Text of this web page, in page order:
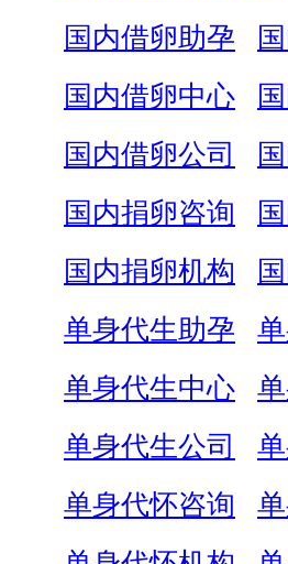
国内借卵助孕
国内借卵中心
国内借卵公司
国内捐卵咨询
国内捐卵机构
单身代生助孕
单身代生中心
单身代生公司
单身代怀咨询